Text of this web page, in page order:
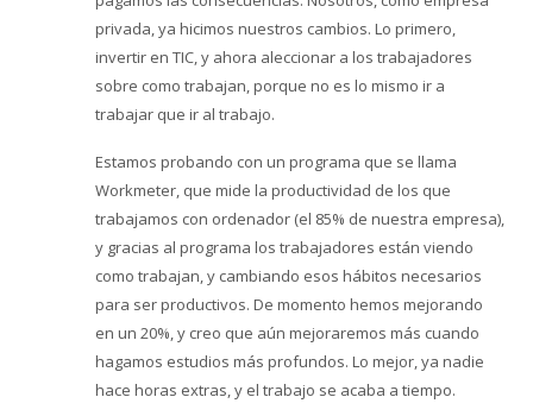
privada, ya hicimos nuestros cambios. Lo primero,
invertir en TIC, y ahora aleccionar a los trabajadores
sobre como trabajan, porque no es lo mismo ir a
trabajar que ir al trabajo.
Estamos probando con un programa que se llama
Workmeter, que mide la productividad de los que
trabajamos con ordenador (el 85% de nuestra empresa),
y gracias al programa los trabajadores están viendo
como trabajan, y cambiando esos hábitos necesarios
para ser productivos. De momento hemos mejorando
en un 20%, y creo que aún mejoraremos más cuando
hagamos estudios más profundos. Lo mejor, ya nadie
hace horas extras, y el trabajo se acaba a tiempo.